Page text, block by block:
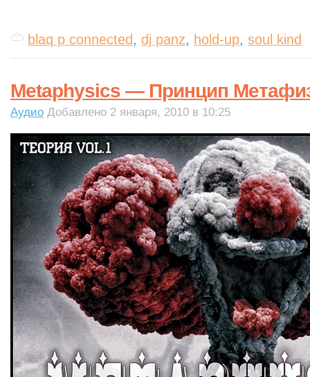
blaq p connected, dj panz, hold-up, soul kind
Metaphysics — Принцип
Аудио Добавлено 2 января, 2010 в 10:25